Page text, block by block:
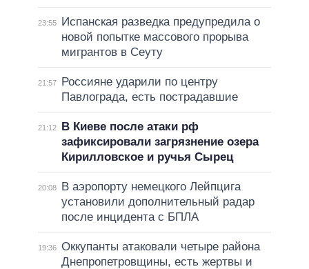
23:55
Испанская разведка предупредила о
новой попытке массового прорыва
мигрантов в Сеуту
21:57
Россияне ударили по центру
Павлограда, есть пострадавшие
21:12
В Киеве после атаки рф
зафиксировали загрязнение озера
Кирилловское и ручья Сырец
20:08
В аэропорту немецкого Лейпцига
установили дополнительный радар
после инцидента с БПЛА
19:36 Оккупанты атаковали четыре района
Днепропетровщины, есть жертвы и